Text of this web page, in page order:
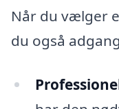
Når du vælger
du også